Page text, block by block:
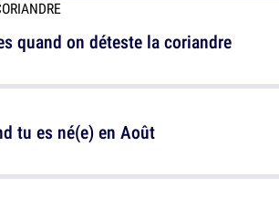
tu es né(e) en Août
quand on déteste la coriandre